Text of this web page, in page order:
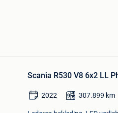
Scania R530 V8 6x2 LL
2022 307.899 km